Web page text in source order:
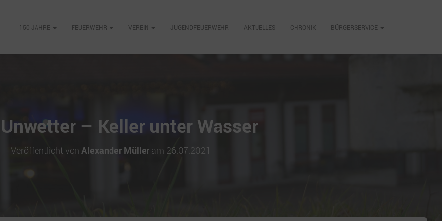
150 JAHRE FEUERWEHR VEREIN JUGENDFEUERWEHR AKTUELLES CHRONIK BÜRGERSERVICE
– Keller unter Wasser
Veröffentlicht von Alexander Mülleram 26.07.2021